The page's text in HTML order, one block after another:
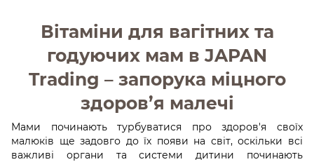
Вітаміни для вагітних та
годуючих мам в JAPAN
Trading – запорука міцного
здоров’я малечі
Мами починають турбуватися про здоров'я своїх
малюків ще задовго до їх появи на світ, оскільки всі
важливі органи та системи дитини починають